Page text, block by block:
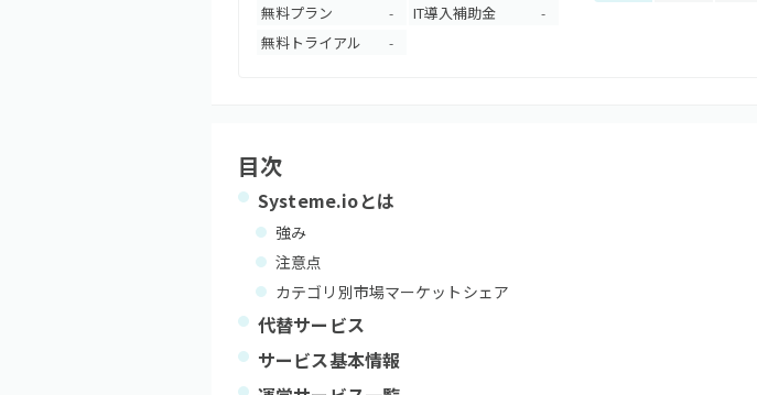
無料プラン - IT導入補助金 -
無料トライアル -
目次
Systeme.ioとは
強み
注意点
カテゴリ別市場マーケットシェア
代替サービス
サービス基本情報